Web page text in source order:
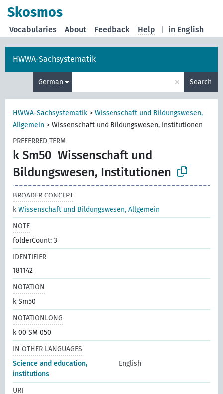
Skosmos
in English
Vocabularies About Feedback Help
HWWA-Sachsystematik
German × Search
HWWA-Sachsystematik >Wissenschaft und Bildungswesen,
Allgemein >Wissenschaft und Bildungswesen, Institutionen
PREFERRED TERM
k Sm50 Wissenschaft und
Bildungswesen, Institutionen
BROADER CONCEPT
kWissenschaft und Bildungswesen, Allgemein
NOTE
folderCount: 3
IDENTIFIER
181142
NOTATION
k Sm50
NOTATIONLONG
k 00 SM 050
IN OTHER LANGUAGES
Science and education,
institutions
English
URI